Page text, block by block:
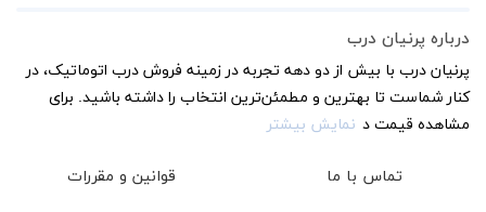
درباره پرنیان درب
پرنیان درب با بیش از دو دهه تجربه در زمینه فروش درب اتوماتیک، در
کنار شماست تا بهترین و مطمئن‌ترین انتخاب را داشته باشید. برای
مشاهده قیمت د نمایش بیشتر
تماس با ما قوانین و مقررات